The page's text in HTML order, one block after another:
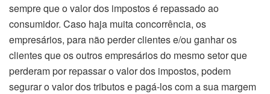
sempre que o valor dos impostos é repassado ao
consumidor. Caso haja muita concorrência, os
empresários, para não perder clientes e/ou ganhar os
clientes que os outros empresários do mesmo setor que
perderam por repassar o valor dos impostos, podem
segurar o valor dos tributos e pagá-los com a sua margem